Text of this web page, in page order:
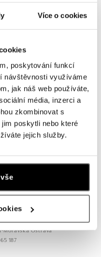
Více o cookies
poskytování funkcí
návštěvnosti využíváme
jak náš web používáte,
média, inzerci a
zkombinovat s
poskytli nebo které
jejich služby.
Nová Karolina,
Moravská Ostrava
187